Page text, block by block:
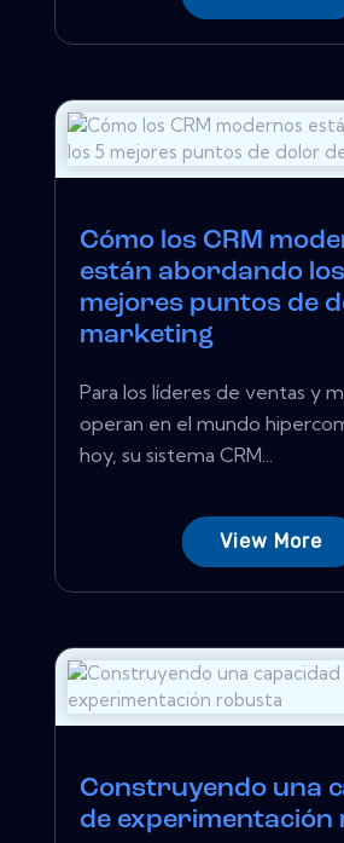
Cómo los CRM
están abordando
mejores puntos de
marketing
Para los líderes de ventas y
operan en el mundo
hoy, su sistema CRM...
View More
Construyendo una
de experimentación